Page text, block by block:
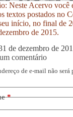
Neste Acervo você
textos postados no
início, no final de
de 2015.
de dezembro de
comentário
de e-mail não
*